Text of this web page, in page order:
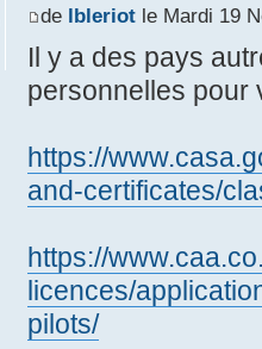
de lbleriotle Mardi 19
Il y a des pays
personnelles pour
https://
and-certificates/
https://
licences/
pilots/